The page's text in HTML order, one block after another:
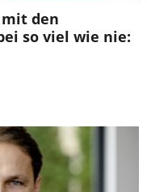
den
so viel wie nie: